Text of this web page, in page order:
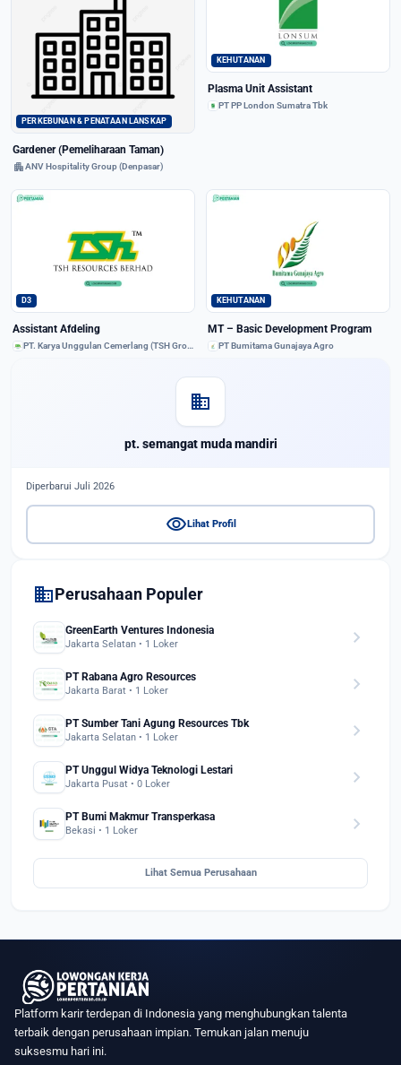
PERKEBUNAN & PENATAAN LANSKAP
Gardener (Pemeliharaan Taman)
apartmentANV Hospitality Group (Denpasar)
KEHUTANAN
Plasma Unit Assistant
PT PP London Sumatra Tbk
D3
Assistant Afdeling
PT. Karya Unggulan Cemerlang (TSH Group)
KEHUTANAN
MT – Basic Development Program
PT Bumitama Gunajaya Agro
domain
pt. semangat muda mandiri
Diperbarui Juli 2026
visibility Lihat Profil
domainPerusahaan Populer
GreenEarth Ventures Indonesia
Jakarta Selatan • 1 Loker chevron_right
PT Rabana Agro Resources
Jakarta Barat • 1 Loker chevron_right
PT Sumber Tani Agung Resources Tbk
Jakarta Selatan • 1 Loker chevron_right
PT Unggul Widya Teknologi Lestari
Jakarta Pusat • 0 Loker chevron_right
PT Bumi Makmur Transperkasa
Bekasi • 1 Loker chevron_right
Lihat Semua Perusahaan
Platform karir terdepan di Indonesia yang menghubungkan talenta
terbaik dengan perusahaan impian. Temukan jalan menuju
suksesmu hari ini.